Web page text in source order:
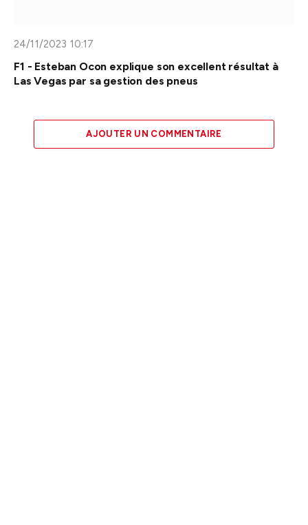
24/11/2023 10:17
F1 - Esteban Ocon explique son excellent résultat à
Las Vegas par sa gestion des pneus
AJOUTER UN COMMENTAIRE